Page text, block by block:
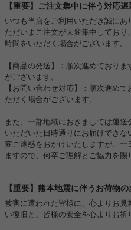
【重要】ご注文集中に伴う対応
いつも当店をご利用いただき誠にあ
ただいまご注文が大変集中してお
時間をいただく場合がございます。
【商品の発送】：順次進めており
がございます。
【お問い合わせ対応】：順次進め
ただく場合がございます。
また、一部地域におきましては運
いただいた日時通りにお届けでき
変ご迷惑をおかけいたしますが、一
ますので、何卒ご理解とご協力を賜
【重要】熊本地震に伴うお荷物
被害に遭われた皆様に、心よりお
い復旧と、皆様の安全を心よりお祈